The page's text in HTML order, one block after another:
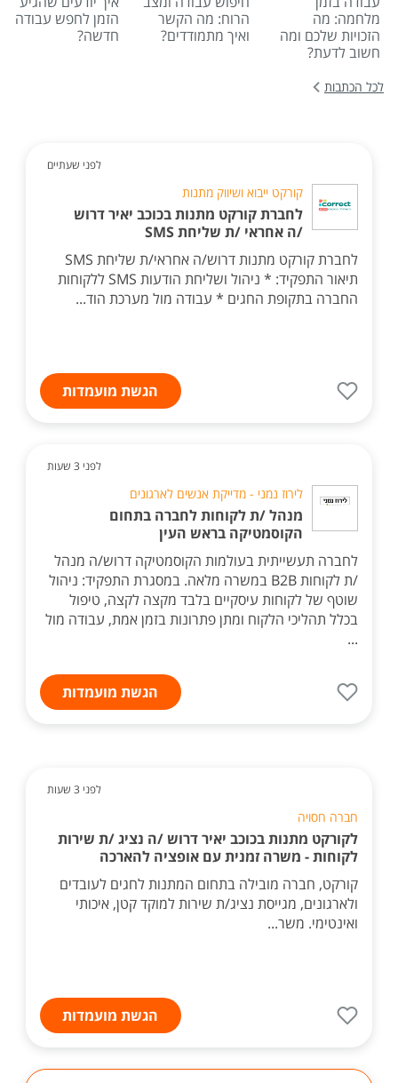
מלחמה: מה
הזכויות שלכם ומה
חשוב לדעת?
הרוח: מה הקשר
ואיך מתמודדים?
הזמן לחפש עבודה
חדשה?
לכל הכתבות
לפני שעתיים
קורקט ייבוא ושיווק מתנות
לחברת קורקט מתנות בכוכב יאיר דרוש
/ה אחראי /ת שליחת SMS
לחברת קורקט מתנות דרוש/ה אחראי/ת שליחת SMS
תיאור התפקיד: * ניהול ושליחת הודעות SMS ללקוחות
החברה בתקופת החגים * עבודה מול מערכת הוד...
הגשת מועמדות
לפני 3 שעות
לירוז נמני - מדייקת אנשים לארגונים
מנהל /ת לקוחות לחברה בתחום
הקוסמטיקה בראש העין
לחברה תעשייתית בעולמות הקוסמטיקה דרוש/ה מנהל
/ת לקוחות B2B במשרה מלאה. במסגרת התפקיד: ניהול
שוטף של לקוחות עיסקיים בלבד מקצה לקצה, טיפול
בכלל תהליכי הלקוח ומתן פתרונות בזמן אמת, עבודה מול
...
הגשת מועמדות
לפני 3 שעות
חברה חסויה
לקורקט מתנות בכוכב יאיר דרוש /ה נציג /ת שירות
לקוחות - משרה זמנית עם אופציה להארכה
קורקט, חברה מובילה בתחום המתנות לחגים לעובדים
ולארגונים, מגייסת נציג/ת שירות למוקד קטן, איכותי
ואינטימי. משר...
הגשת מועמדות